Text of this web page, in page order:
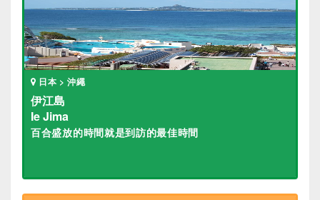
日本 > 沖繩
伊江島
Ie Jima
百合盛放的時間就是到訪的最佳時間